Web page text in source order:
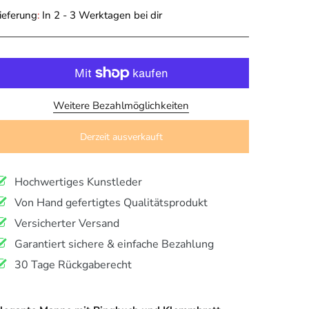
: In 2 - 3 Werktagen bei dir
Weitere Bezahlmöglichkeiten
Derzeit ausverkauft
Hochwertiges Kunstleder
Von Hand gefertigtes Qualitätsprodukt
Versicherter Versand
Garantiert sichere & einfache Bezahlung
30 Tage Rückgaberecht